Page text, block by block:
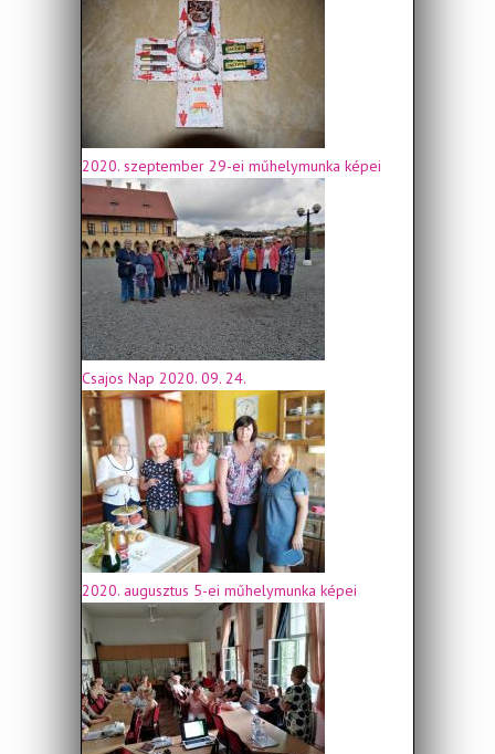
2020. szeptember 29-ei műhelymunka képei
Csajos Nap 2020. 09. 24.
2020. augusztus 5-ei műhelymunka képei